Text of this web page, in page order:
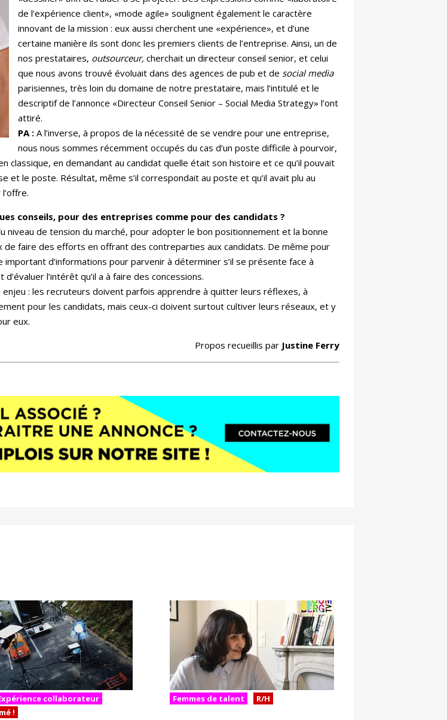
de l’expérience client», «mode agile» soulignent également le caractère
innovant de la mission : eux aussi cherchent une «expérience», et d’une
certaine manière ils sont donc les premiers clients de l’entreprise. Ainsi, un de
nos prestataires, outsourceur, cherchait un directeur conseil senior, et celui
que nous avons trouvé évoluait dans des agences de pub et de social media
parisiennes, très loin du domaine de notre prestataire, mais l’intitulé et le
descriptif de l’annonce «Directeur Conseil Senior – Social Media Strategy» l’ont
attiré.
PA : A l’inverse, à propos de la nécessité de se vendre pour une entreprise,
nous nous sommes récemment occupés du cas d’un poste difficile à pourvoir,
classique, en demandant au candidat quelle était son histoire et ce qu’il pouvait
et le poste. Résultat, même s’il correspondait au poste et qu’il avait plu au
conseils, pour des entreprises comme pour des candidats ?
niveau de tension du marché, pour adopter le bon positionnement et la bonne
de faire des efforts en offrant des contreparties aux candidats. De même pour
d’informations pour parvenir à déterminer s’il se présente face à
l’intérêt qu’il a à faire des concessions.
: les recruteurs doivent parfois apprendre à quitter leurs réflexes, à
pour les candidats, mais ceux-ci doivent surtout cultiver leurs réseaux, et y
eux.
Propos recueillis par Justine Ferry
collaborateur
!
Femmes de talent R/H